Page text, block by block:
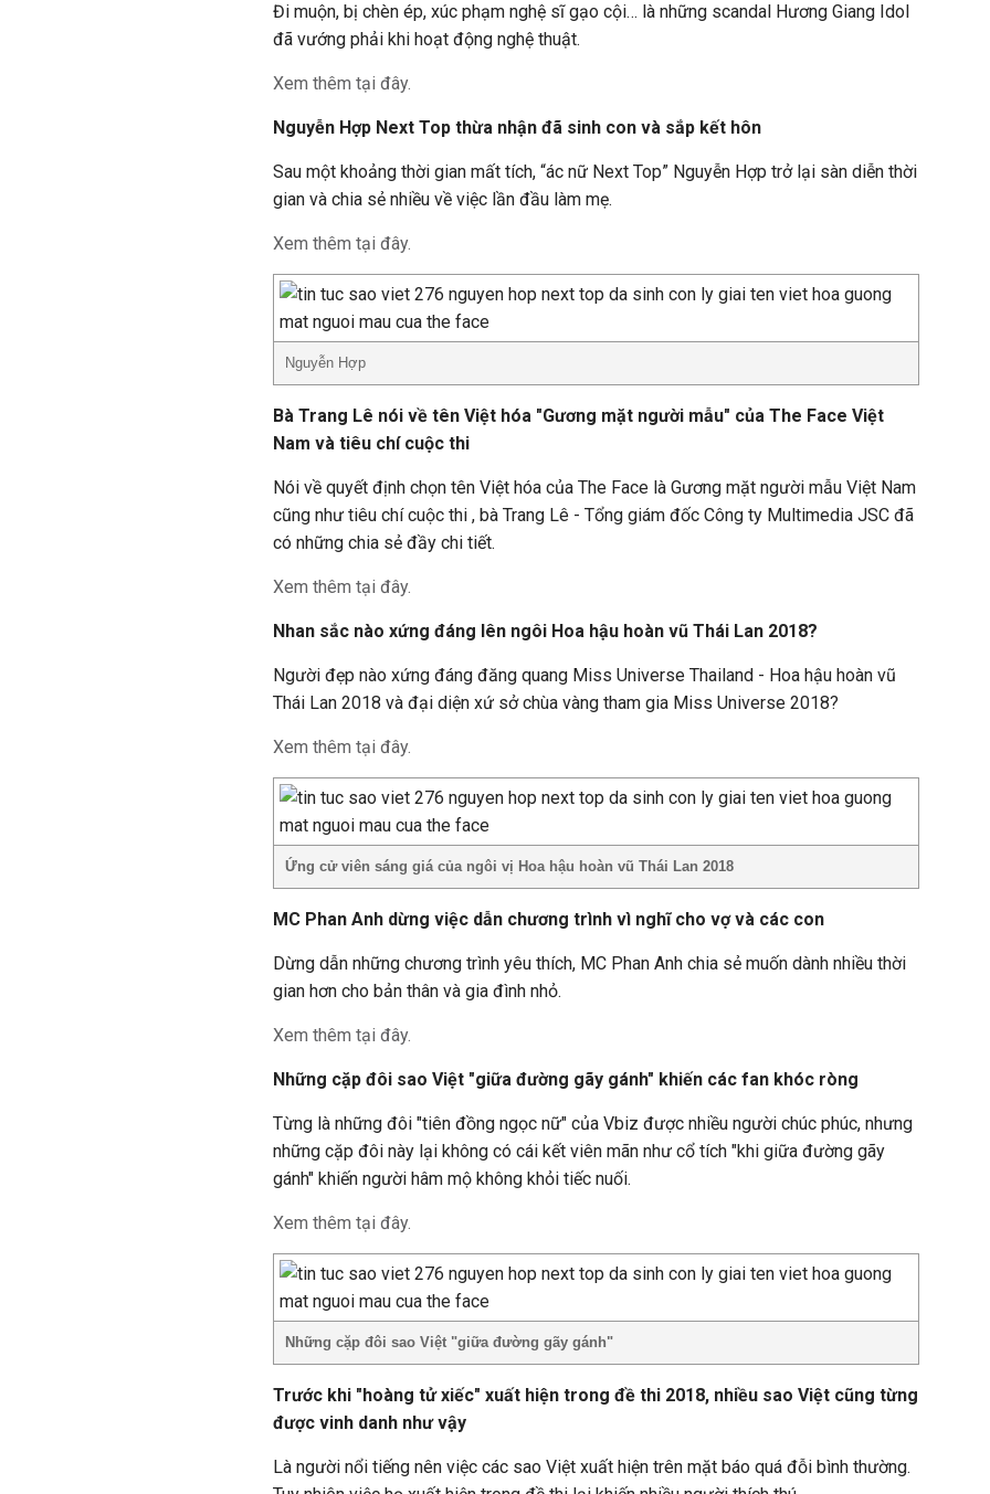
Đi muộn, bị chèn ép, xúc phạm nghệ sĩ gạo cội… là những scandal Hương Giang Idol
đã vướng phải khi hoạt động nghệ thuật.
Xem thêm tại đây.
Nguyễn Hợp Next Top thừa nhận đã sinh con và sắp kết hôn
Sau một khoảng thời gian mất tích, “ác nữ Next Top” Nguyễn Hợp trở lại sàn diễn thời
gian và chia sẻ nhiều về việc lần đầu làm mẹ.
Xem thêm tại đây.
Nguyễn Hợp
Bà Trang Lê nói về tên Việt hóa "Gương mặt người mẫu" của The Face Việt
Nam và tiêu chí cuộc thi
Nói về quyết định chọn tên Việt hóa của The Face là Gương mặt người mẫu Việt Nam
cũng như tiêu chí cuộc thi , bà Trang Lê - Tổng giám đốc Công ty Multimedia JSC đã
có những chia sẻ đầy chi tiết.
Xem thêm tại đây.
Nhan sắc nào xứng đáng lên ngôi Hoa hậu hoàn vũ Thái Lan 2018?
Người đẹp nào xứng đáng đăng quang Miss Universe Thailand - Hoa hậu hoàn vũ
Thái Lan 2018 và đại diện xứ sở chùa vàng tham gia Miss Universe 2018?
Xem thêm tại đây.
Ứng cử viên sáng giá của ngôi vị Hoa hậu hoàn vũ Thái Lan 2018
MC Phan Anh dừng việc dẫn chương trình vì nghĩ cho vợ và các con
Dừng dẫn những chương trình yêu thích, MC Phan Anh chia sẻ muốn dành nhiều thời
gian hơn cho bản thân và gia đình nhỏ.
Xem thêm tại đây.
Những cặp đôi sao Việt "giữa đường gãy gánh" khiến các fan khóc ròng
Từng là những đôi "tiên đồng ngọc nữ" của Vbiz được nhiều người chúc phúc, nhưng
những cặp đôi này lại không có cái kết viên mãn như cổ tích "khi giữa đường gãy
gánh" khiến người hâm mộ không khỏi tiếc nuối.
Xem thêm tại đây.
Những cặp đôi sao Việt "giữa đường gãy gánh"
Trước khi "hoàng tử xiếc" xuất hiện trong đề thi 2018, nhiều sao Việt cũng từng
được vinh danh như vậy
Là người nổi tiếng nên việc các sao Việt xuất hiện trên mặt báo quá đỗi bình thường.